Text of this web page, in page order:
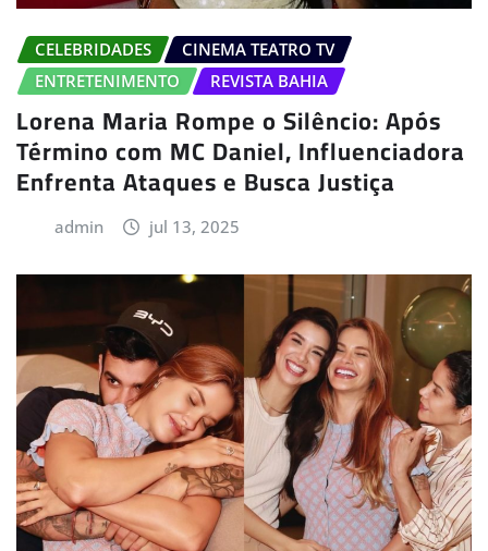
CELEBRIDADES
CINEMA TEATRO TV
ENTRETENIMENTO
REVISTA BAHIA
Lorena Maria Rompe o Silêncio: Após
Término com MC Daniel, Influenciadora
Enfrenta Ataques e Busca Justiça
admin jul 13, 2025